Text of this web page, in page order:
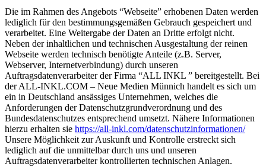
Die im Rahmen des Angebots “Webseite” erhobenen Daten werden
lediglich für den bestimmungsgemäßen Gebrauch gespeichert und
verarbeitet. Eine Weitergabe der Daten an Dritte erfolgt nicht.
Neben der inhaltlichen und technischen Ausgestaltung der reinen
Webseite werden technisch benötigte Anteile (z.B. Server,
Webserver, Internetverbindung) durch unseren
Auftragsdatenverarbeiter der Firma “ALL INKL ” bereitgestellt. Bei
der ALL-INKL.COM – Neue Medien Münnich handelt es sich um
ein in Deutschland ansässiges Unternehmen, welches die
Anforderungen der Datenschutzgrundverordnung und des
Bundesdatenschutzes entsprechend umsetzt. Nähere Informationen
hierzu erhalten sie https://all-inkl.com/datenschutzinformationen/
Unsere Möglichkeit zur Auskunft und Kontrolle erstreckt sich
lediglich auf die unmittelbar durch uns und unseren
Auftragsdatenverarbeiter kontrollierten technischen Anlagen.